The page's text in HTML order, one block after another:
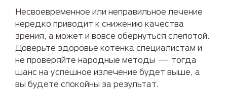
Несвоевременное или неправильное лечение
нередко приводит к снижению качества
зрения, а может и вовсе обернуться слепотой.
Доверьте здоровье котенка специалистам и
не проверяйте народные методы — тогда
шанс на успешное излечение будет выше, а
вы будете спокойны за результат.